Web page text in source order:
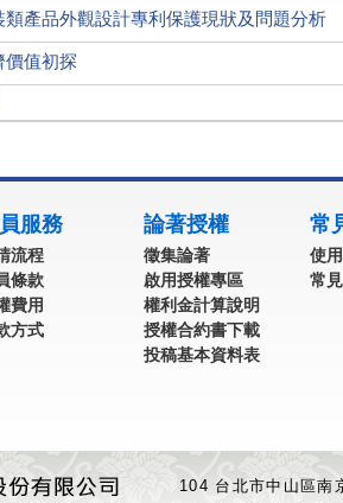
類產品外觀設計專利保護現狀及問題分析
價值初探
服務
流程
條款
費用
方式
論著授權
徵集論著
啟用授權專區
權利金計算說明
授權合約書下載
投稿基本資料表
常
使
常
104 台北市中山區